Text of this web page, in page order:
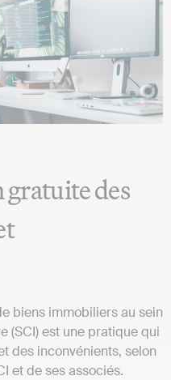
des
biens immobiliers au sein
(SCI) est une pratique qui
des inconvénients, selon
et de ses associés.